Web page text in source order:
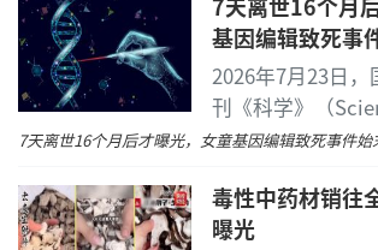
基因编辑致死事
2026年7月23日
刊《科学》（
报道版块联合学术
察"（
7天离世16个月后才曝光，女童基因编辑致死事件始
毒性中药材销往
曝光